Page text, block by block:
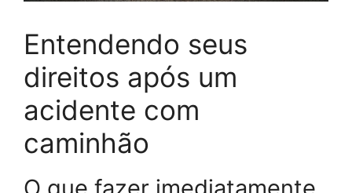
Entendendo seus
direitos após um
acidente com
caminhão